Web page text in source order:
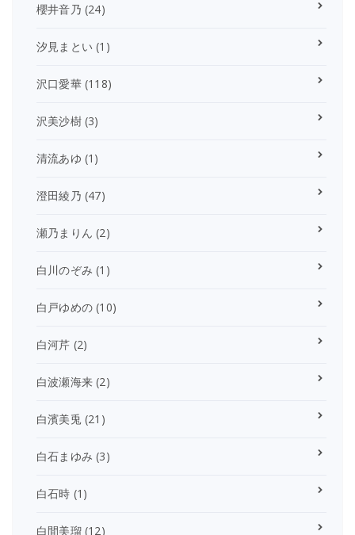
櫻井音乃 (24)
汐見まとい (1)
沢口愛華(118)
沢美沙樹(3)
清流あゆ (1)
澄田綾乃 (47)
瀬乃まりん (2)
白川のぞみ (1)
白戸ゆめの (10)
白河芹 (2)
白波瀬海来 (2)
白濱美兎(21)
白石まゆみ (3)
白石時 (1)
白間美瑠(12)